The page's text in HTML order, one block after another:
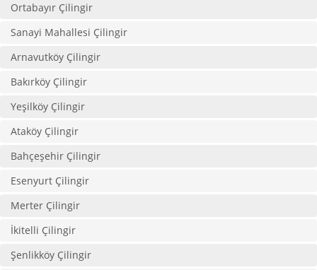
Ortabayır Çilingir
Sanayi Mahallesi Çilingir
Arnavutköy Çilingir
Bakırköy Çilingir
Yeşilköy Çilingir
Ataköy Çilingir
Bahçeşehir Çilingir
Esenyurt Çilingir
Merter Çilingir
İkitelli Çilingir
Şenlikköy Çilingir